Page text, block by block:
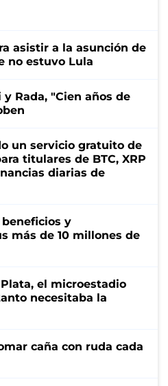
asistir a la asunción de
no estuvo Lula
Rada, "Cien años de
un servicio gratuito de
titulares de BTC, XRP
diarias de
y
más de 10 millones de
el microestadio
necesitaba la
caña con ruda cada